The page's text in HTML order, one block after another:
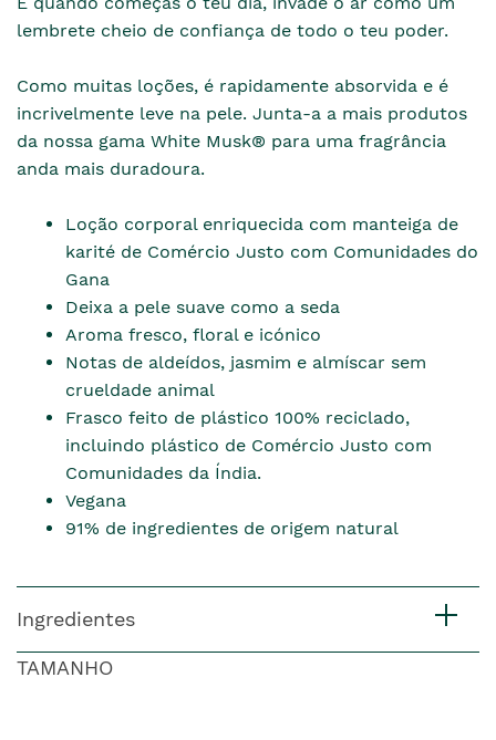
lembrete cheio de confiança de todo o teu poder.
Como muitas loções, é rapidamente absorvida e é
incrivelmente leve na pele. Junta-a a mais produtos
da nossa gama White Musk® para uma fragrância
anda mais duradoura.
Loção corporal enriquecida com manteiga de
karité de Comércio Justo com Comunidades do
Gana
Deixa a pele suave como a seda
Aroma fresco, floral e icónico
Notas de aldeídos, jasmim e almíscar sem
crueldade animal
Frasco feito de plástico 100% reciclado,
incluindo plástico de Comércio Justo com
Comunidades da Índia.
Vegana
91% de ingredientes de origem natural
Ingredientes
TAMANHO